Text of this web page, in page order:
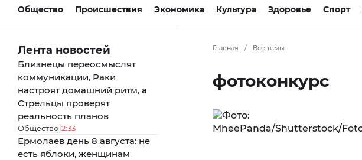
Общество Происшествия Экономика Культура Здоровье Спорт
Лента новостей
Близнецы переосмыслят
коммуникации, Раки
настроят домашний ритм, а
Стрельцы проверят
реальность планов
Общество12:33
Ермолаев день 8 августа: не
есть яблоки, женщинам
Главная / Все темы
фотоконкурс